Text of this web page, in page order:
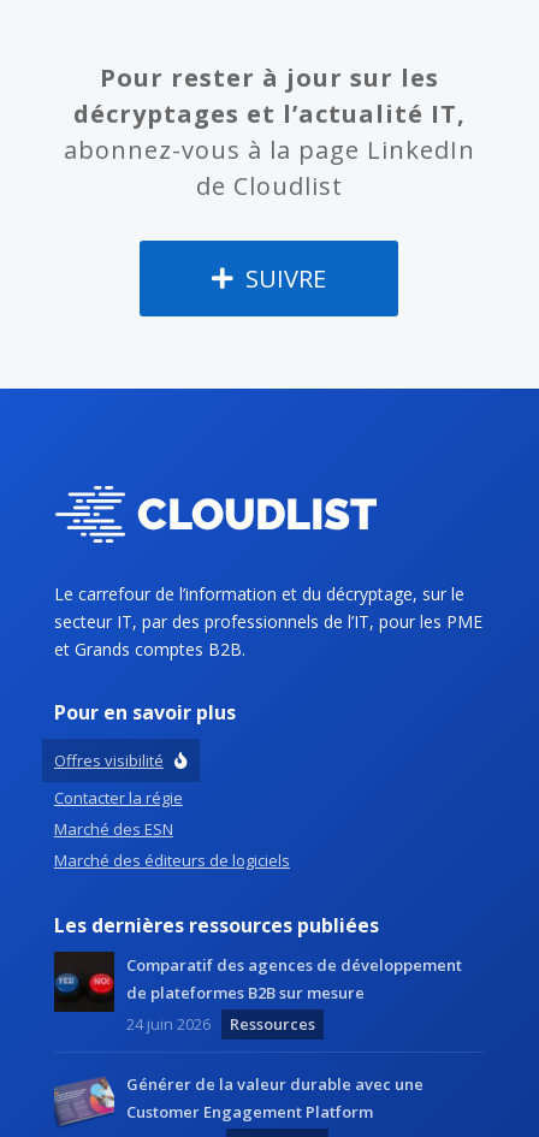
Pour rester à jour sur les
décryptages et l’actualité IT,
abonnez-vous à la page LinkedIn
de Cloudlist
SUIVRE
Le carrefour de l’information et du décryptage, sur le
secteur IT, par des professionnels de l’IT, pour les PME
et Grands comptes B2B.
Pour en savoir plus
Offres visibilité
Contacter la régie
Marché des ESN
Marché des éditeurs de logiciels
Les dernières ressources publiées
Comparatif des agences de développement
de plateformes B2B sur mesure
24 juin 2026
Ressources
Générer de la valeur durable avec une
Customer Engagement Platform